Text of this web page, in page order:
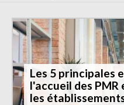
Les 5 principales
l'accueil des PMR
les